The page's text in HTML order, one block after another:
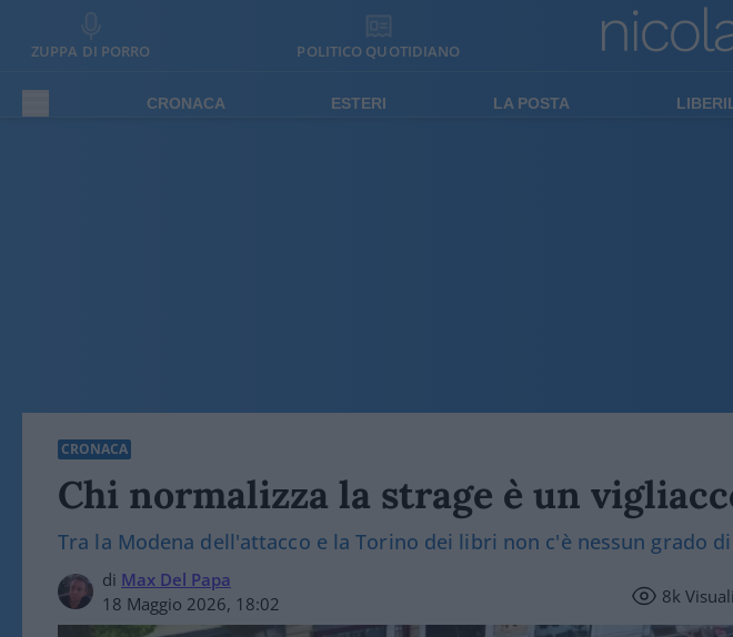
ZUPPA DI PORRO POLITICO QUOTIDIANO
CRONACA ESTERI LA POSTA
CRONACA
Chi normalizza la strage è un
Tra la Modena dell'attacco e la Torino dei libri non c'è nessun grado
di Max Del Papa
18 Maggio 2026, 18:02
8k